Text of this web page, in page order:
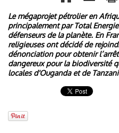
Le mégaprojet pétrolier en
principalement par Total
défenseurs de la planète. En
religieuses ont décidé de
dénonciation pour obtenir
dangereux pour la biodiversité
locales d'Ouganda et de